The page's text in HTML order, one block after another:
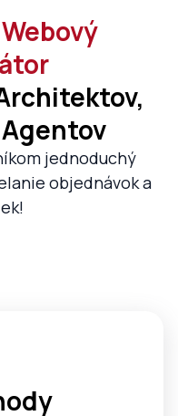
jednoduchý
objednávok a